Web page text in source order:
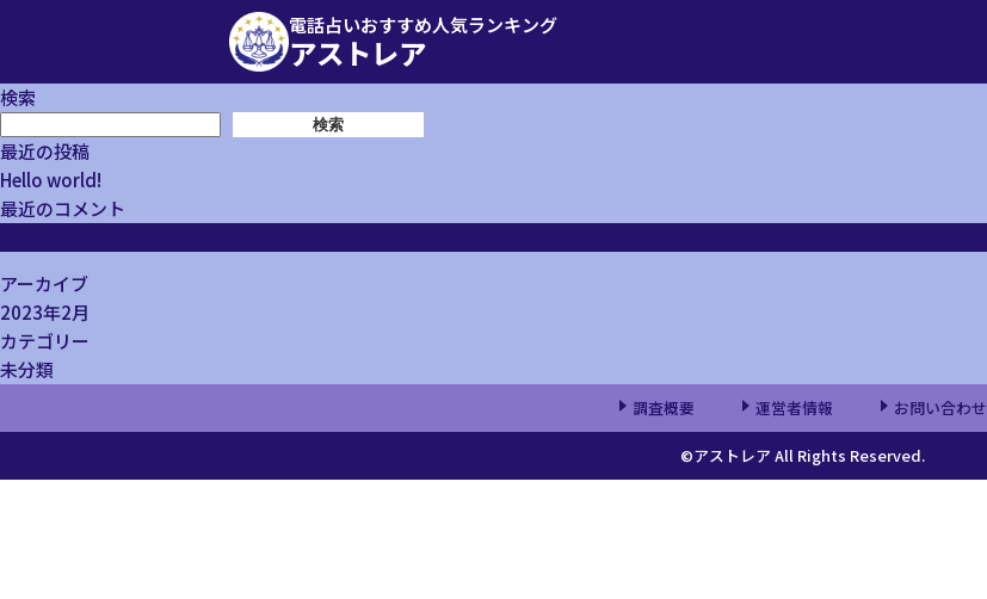
電話占いおすすめ人気ランキング
アストレア
検索
検索
最近の投稿
Hello world!
最近のコメント
アーカイブ
2023年2月
カテゴリー
未分類
調査概要 運営者情報 お問い合わせ
©アストレア All Rights Reserved.